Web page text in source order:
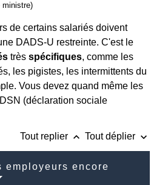
ministre)
de certains salariés doivent
DADS-U restreinte. C'est le
très spécifiques, comme les
les pigistes, les intermittents du
Vous devez quand même les
(déclaration sociale
Tout replier keyboard_arrow_up Tout déplier keyboard_arrow_down
employeurs encore